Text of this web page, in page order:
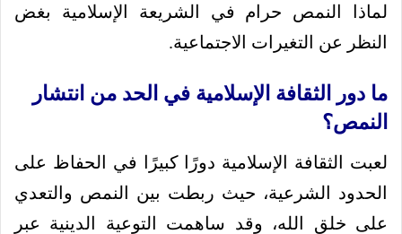
لماذا النمص حرام في الشريعة الإسلامية بغض
النظر عن التغيرات الاجتماعية.
ما دور الثقافة الإسلامية في الحد من انتشار
النمص؟
لعبت الثقافة الإسلامية دورًا كبيرًا في الحفاظ على
الحدود الشرعية، حيث ربطت بين النمص والتعدي
على خلق الله، وقد ساهمت التوعية الدينية عبر